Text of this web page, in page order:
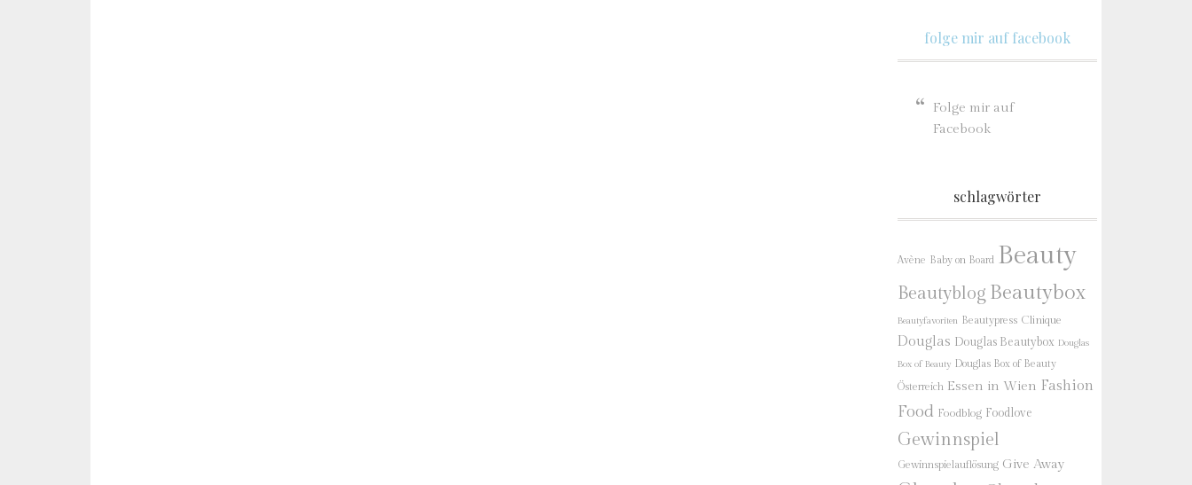
folge mir auf facebook
Folge mir auf
Facebook
schlagwörter
Avène Baby on Board Beauty
Beautyblog Beautybox
Beautyfavoriten Beautypress Clinique
Douglas Douglas Beautybox Douglas
Box of Beauty Douglas Box of Beauty
Österreich Essen in Wien Fashion
Food Foodblog Foodlove
Gewinnspiel
Gewinnspielauflösung Give Away